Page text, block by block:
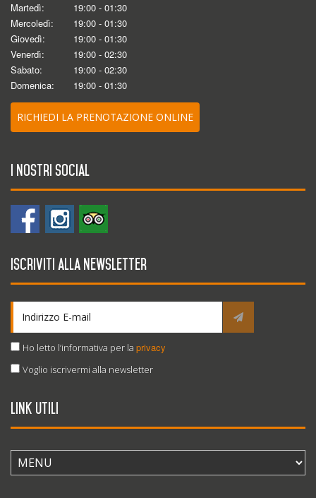
Martedì:
19:00 - 01:30
Mercoledì:
19:00 - 01:30
Giovedì:
19:00 - 01:30
Venerdì:
19:00 - 02:30
Sabato:
19:00 - 02:30
Domenica:
19:00 - 01:30
RICHIEDI LA PRENOTAZIONE ONLINE
I nostri social
Iscriviti alla newsletter
Ho letto l’informativa per la privacy
Voglio iscrivermi alla newsletter
Link utili